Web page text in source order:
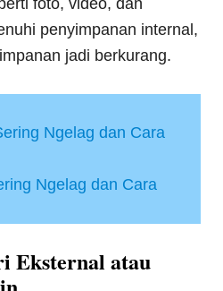
foto, video, dan
penyimpanan internal,
jadi berkurang.
Ngelag dan Cara
Ngelag dan Cara
Eksternal atau